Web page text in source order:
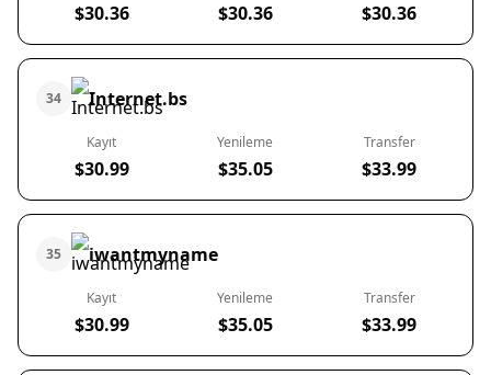
$30.36 $30.36 $30.36
34 Internet.bs
Kayıt
$30.99
Yenileme
$35.05
Transfer
$33.99
35 iwantmyname
Kayıt
$30.99
Yenileme
$35.05
Transfer
$33.99